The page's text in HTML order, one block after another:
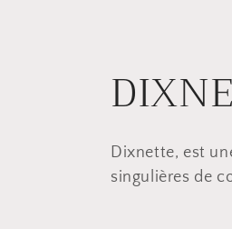
C
o
l
Dixnette, est
singulières de